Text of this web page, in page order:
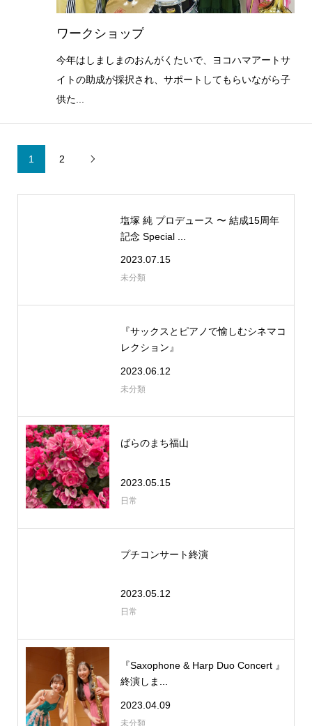
ワークショップ
今年はしましまのおんがくたいで、ヨコハマアートサ
イトの助成が採択され、サポートしてもらいながら子
供た...
1 2 
塩塚 純 プロデュース 〜 結成15周年
記念 Special ...
2023.07.15
未分類
『サックスとピアノで愉しむシネマコ
レクション』
2023.06.12
未分類
ばらのまち福山
2023.05.15
日常
プチコンサート終演
2023.05.12
日常
『Saxophone & Harp Duo Concert 』
終演しま...
2023.04.09
未分類